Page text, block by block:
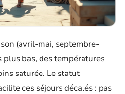
(avril-mai, septembre-
plus bas, des températures
saturée. Le statut
ces séjours décalés : pas